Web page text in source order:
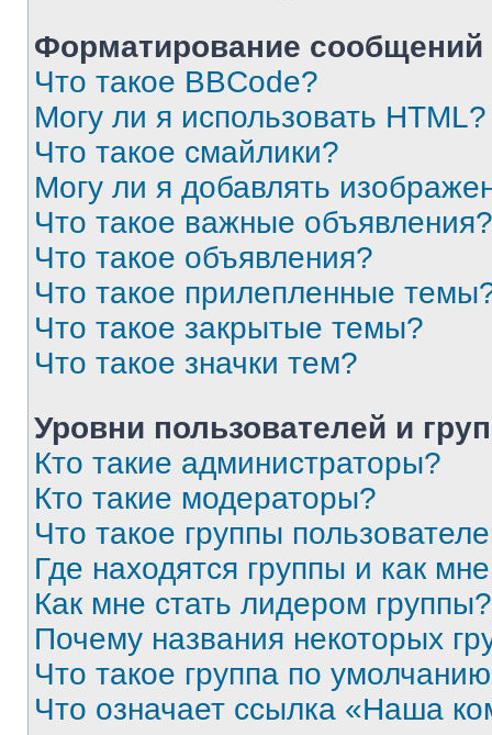
Форматирование
Что такое BBCode?
Могу ли я использовать HTML?
Что такое смайлики?
Могу ли я добавлять
Что такое важные объявления?
Что такое объявления?
Что такое прилепленные
Что такое закрытые темы?
Что такое значки тем?
Уровни пользователей и
Кто такие администраторы?
Кто такие модераторы?
Что такое группы
Где находятся группы и как
Как мне стать лидером группы?
Почему названия некоторых
Что такое группа по
Что означает ссылка «Наша